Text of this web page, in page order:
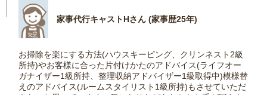
家事代行キャストHさん (家事歴25年)
お掃除を楽にする方法(ハウスキーピング、クリンネスト2級
所持)やお客様に合った片付けかたのアドバイス(ライフオー
ガナイザー1級所持、整理収納アドバイザー1級取得中)模様替
えのアドバイス(ルームスタイリスト1級所持)もさせていただ